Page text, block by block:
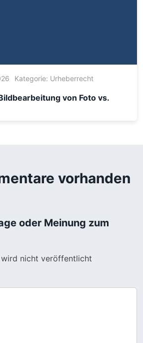
Kategorie: Urheberrecht
von Foto vs.
vorhanden
oder Meinung zum
wird nicht veröffentlicht